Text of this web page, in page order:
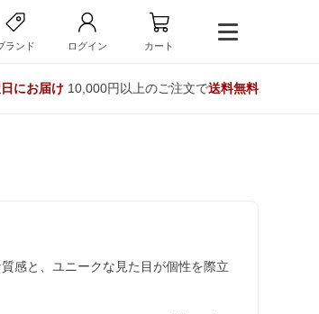
ランド ログイン カート
にお届け10,000円以上のご注文で送料無料
感と、ユニークな見た目が個性を際立